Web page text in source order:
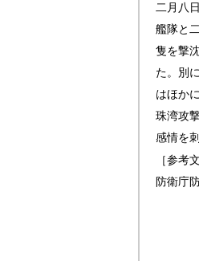
二月八
艦隊と
隻を撃
た。別
はほか
珠湾攻
感情を
［参考
防衛庁